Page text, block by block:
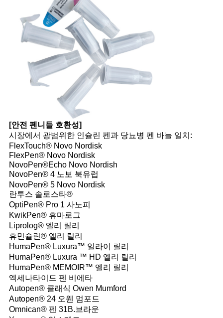
[안전 펜니들 호환성]
시장에서 광범위한 인슐린 펜과 당뇨병 펜 바늘 일치:
FlexTouch® Novo Nordisk
FlexPen® Novo Nordisk
NovoPen®Echo Novo Nordish
NovoPen® 4 노보 북유럽
NovoPen® 5 Novo Nordisk
란투스 솔로스타®
OptiPen® Pro 1 사노피
KwikPen® 휴마로그
Liprolog® 엘리 릴리
휴민슐린® 엘리 릴리
HumaPen® Luxura™ 일라이 릴리
HumaPen® Luxura ™ HD 엘리 릴리
HumaPen® MEMOIR™ 엘리 릴리
엑세나타이드 펜 비에타
Autopen® 클래식 Owen Mumford
Autopen® 24 오웬 멈포드
Omnican® 펜 31B.브라운